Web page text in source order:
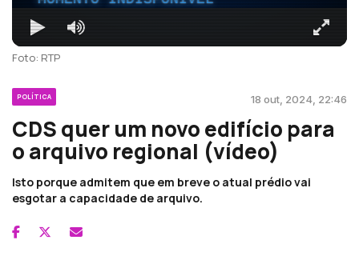
Foto: RTP
POLÍTICA 18 out, 2024, 22:46
CDS quer um novo edifício para
o arquivo regional (vídeo)
Isto porque admitem que em breve o atual prédio vai
esgotar a capacidade de arquivo.